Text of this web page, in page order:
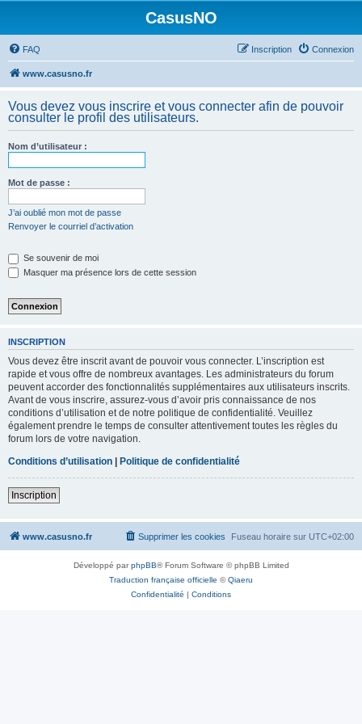
CasusNO
FAQ Connexion
Inscription
www.casusno.fr
Vous devez vous inscrire et vous connecter afin de pouvoir
consulter le profil des utilisateurs.
Nom d’utilisateur :
Mot de passe :
J’ai oublié mon mot de passe
Renvoyer le courriel d’activation
Se souvenir de moi
Masquer ma présence lors de cette session
INSCRIPTION
Vous devez être inscrit avant de pouvoir vous connecter. L’inscription est
rapide et vous offre de nombreux avantages. Les administrateurs du forum
peuvent accorder des fonctionnalités supplémentaires aux utilisateurs inscrits.
Avant de vous inscrire, assurez-vous d’avoir pris connaissance de nos
conditions d’utilisation et de notre politique de confidentialité. Veuillez
également prendre le temps de consulter attentivement toutes les règles du
forum lors de votre navigation.
Conditions d’utilisation | Politique de confidentialité
Inscription
www.casusno.fr Fuseau horaire sur UTC+02:00
Supprimer les cookies
Développé parphpBB® Forum Software © phpBB Limited
Traduction française officielle ©Qiaeru
Confidentialité | Conditions